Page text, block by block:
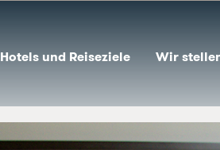
Hotels und Reiseziele Wir